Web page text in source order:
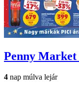
Penny Market
4 nap múlva lejár